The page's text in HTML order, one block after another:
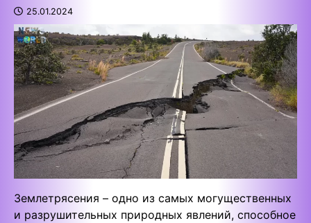
25.01.2024
Землетрясения – одно из самых могущественных
и разрушительных природных явлений, способное